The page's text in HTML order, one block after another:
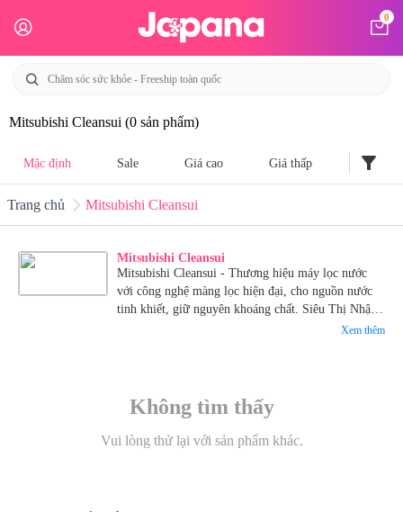
0
Mitsubishi Cleansui (0 sản phẩm)
Mặc định Sale Giá cao Giá thấp filter_alt
Trang chủ Mitsubishi Cleansui
Mitsubishi Cleansui
Mitsubishi Cleansui - Thương hiệu máy lọc nước
với công nghệ màng lọc hiện đại, cho nguồn nước
tinh khiết, giữ nguyên khoáng chất. Siêu Thị Nhật
Bản Japana hiện đang có nhiều dòng máy lọc nước
Xem thêm
Không tìm thấy
Vui lòng thử lại với sản phẩm khác.